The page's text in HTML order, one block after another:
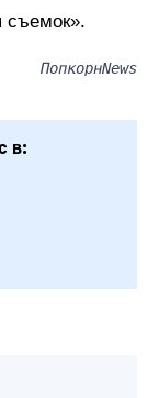
съемок».
ПопкорнNews
в: